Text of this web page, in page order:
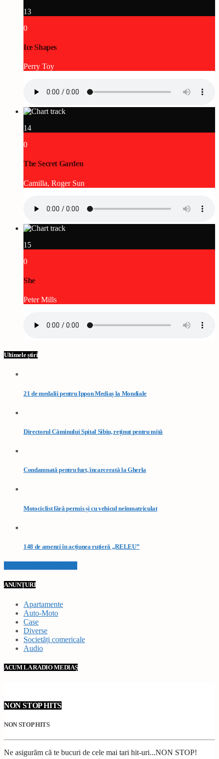
13
0
Ice Shapes
Perry Toy
14
0
The Secret Garden
Camilla, Roger Sun
15
0
She
Peter Mills
Ultimele știri
21 de medalii pentru Ippon Mediaș la Mondiale
Directorul Căminului Spital Sibiu, reținut pentru mită
Condamnată pentru furt, încarcerată la Gherla
Motociclist fără permis și cu vehicul neînmatriculat
148 de amenzi în acțiunea rutieră „RELEU”
ANUNȚURI
Apartamente
Auto-Moto
Case
Diverse
Societăți comericale
Audio
ACUM LA RADIO MEDIAȘ
NON STOP HITS
NON STOP HITS
Ne asigurăm că te bucuri de cele mai tari hit-uri...NON STOP!